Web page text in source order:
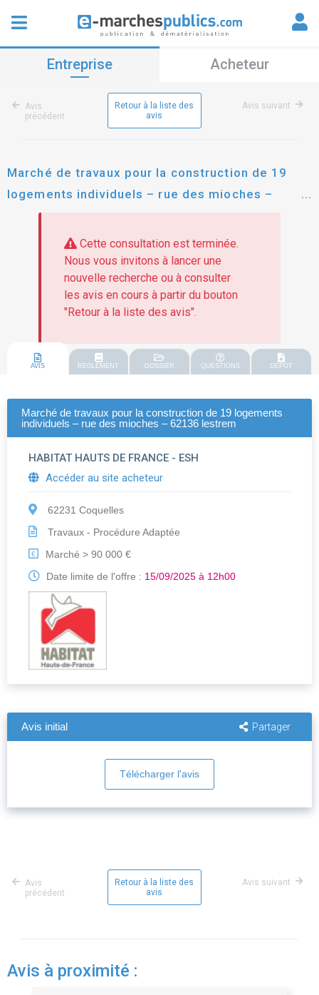
Entreprise Acheteur
Avis
précédent
Retour à la liste des
avis
Avis suivant
Marché de travaux pour la construction de 19
logements individuels – rue des mioches –
62136 lestrem
Cette consultation est terminée.
Nous vous invitons à lancer une
nouvelle recherche ou à consulter
les avis en cours à partir du bouton
"Retour à la liste des avis".
AVIS REGLEMENT DOSSIER QUESTIONS DEPOT
Marché de travaux pour la construction de 19 logements
individuels – rue des mioches – 62136 lestrem
HABITAT HAUTS DE FRANCE - ESH
Accéder au site acheteur
62231 Coquelles
Travaux - Procédure Adaptée
€
Marché > 90 000 €
Date limite de l'offre : 15/09/2025 à 12h00
Avis initial Partager
Télécharger l'avis
Avis
précédent
Retour à la liste des
avis
Avis suivant
Avis à proximité :